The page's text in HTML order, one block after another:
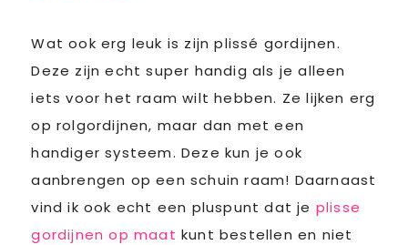
Wat ook erg leuk is zijn plissé gordijnen.
Deze zijn echt super handig als je alleen
iets voor het raam wilt hebben. Ze lijken erg
op rolgordijnen, maar dan met een
handiger systeem. Deze kun je ook
aanbrengen op een schuin raam! Daarnaast
vind ik ook echt een pluspunt dat je plisse
gordijnen op maat kunt bestellen en niet